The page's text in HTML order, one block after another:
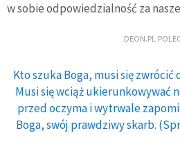
w sobie odpowiedzialność za
DEON.PL
Kto szuka Boga, musi się zwrócić
Musi się wciąż ukierunkowywać
przed oczyma i wytrwale
Boga, swój prawdziwy skarb.